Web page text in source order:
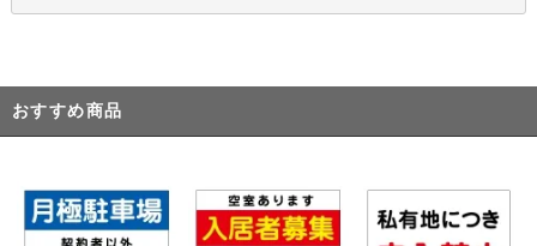
おすすめ商品